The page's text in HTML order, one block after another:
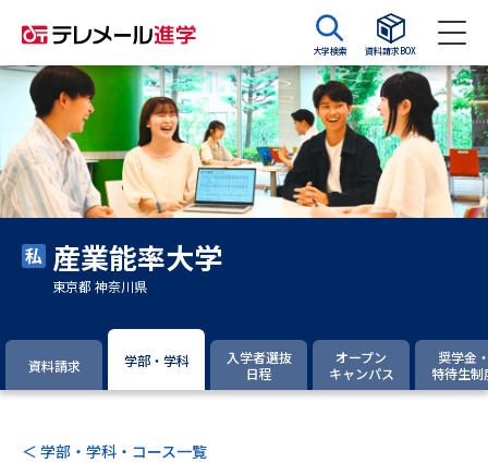
大学検索 資料請求BOX
資料請求 資料検索
大学・短大の資料種類から請求
大学パンフ
過去問題集
産業能率大学
東京都 神奈川県
資料請求 学部・学科
入学者選抜
日程
オープン
キャンパス
奨学金
特待生制
＜ 学部・学科・コース一覧